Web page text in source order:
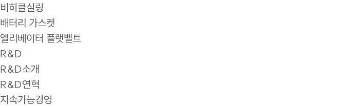
비히클실링
배터리 가스켓
엘리베이터 플랫벨트
R&D
R&D소개
R&D연혁
지속가능경영